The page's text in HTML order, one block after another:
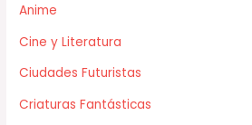
Anime
Cine y Literatura
Ciudades Futuristas
Criaturas Fantásticas